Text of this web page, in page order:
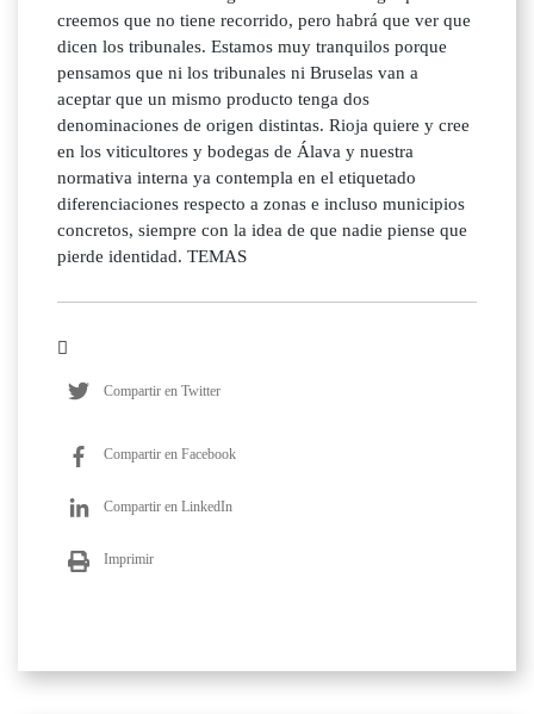
creemos que no tiene recorrido, pero habrá que ver que
dicen los tribunales. Estamos muy tranquilos porque
pensamos que ni los tribunales ni Bruselas van a
aceptar que un mismo producto tenga dos
denominaciones de origen distintas. Rioja quiere y cree
en los viticultores y bodegas de Álava y nuestra
normativa interna ya contempla en el etiquetado
diferenciaciones respecto a zonas e incluso municipios
concretos, siempre con la idea de que nadie piense que
pierde identidad. TEMAS
Compartir en Twitter
Compartir en Facebook
Compartir en LinkedIn
Imprimir